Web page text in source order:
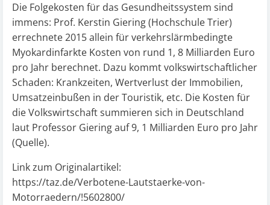
Die Folgekosten für das Gesundheitssystem sind
immens: Prof. Kerstin Giering (Hochschule Trier)
errechnete 2015 allein für verkehrslärmbedingte
Myokardinfarkte Kosten von rund 1, 8 Milliarden Euro
pro Jahr berechnet. Dazu kommt volkswirtschaftlicher
Schaden: Krankzeiten, Wertverlust der Immobilien,
Umsatzeinbußen in der Touristik, etc. Die Kosten für
die Volkswirtschaft summieren sich in Deutschland
laut Professor Giering auf 9, 1 Milliarden Euro pro Jahr
(Quelle).
Link zum Originalartikel:
https://taz.de/Verbotene-Lautstaerke-von-
Motorraedern/!5602800/